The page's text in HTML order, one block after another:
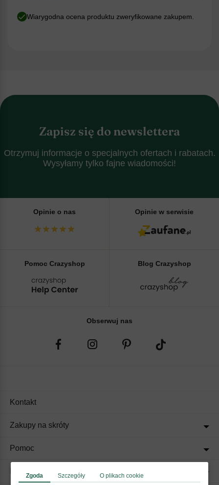
Wiarygodna ocena produktu zweryfikowane zakupem.
Zapisz się do newslettera
Otrzymuj informacje o specjalnych ofertach i rabatach.
Wysyłamy tylko fajne wiadomości!
Opinie o nas Opinie w serwisie
Pomoc Crazyshop Blog Crazyshop
Obserwuj nas
Kontakt
Zakupy na skróty
Pomoc
Zgoda Szczegóły O plikach cookie